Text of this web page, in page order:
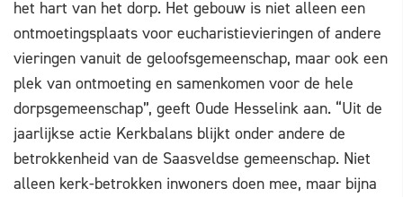
het hart van het dorp. Het gebouw is niet alleen een
ontmoetingsplaats voor eucharistievieringen of andere
vieringen vanuit de geloofsgemeenschap, maar ook een
plek van ontmoeting en samenkomen voor de hele
dorpsgemeenschap”, geeft Oude Hesselink aan. “Uit de
jaarlijkse actie Kerkbalans blijkt onder andere de
betrokkenheid van de Saasveldse gemeenschap. Niet
alleen kerk-betrokken inwoners doen mee, maar bijna